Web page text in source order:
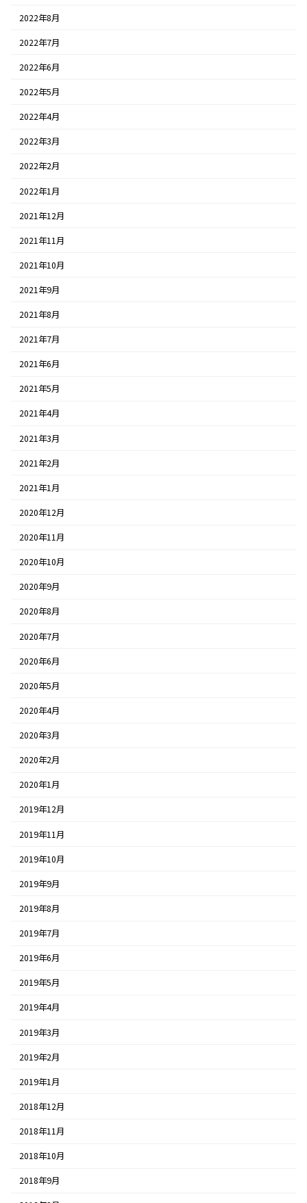
2022年8月
2022年7月
2022年6月
2022年5月
2022年4月
2022年3月
2022年2月
2022年1月
2021年12月
2021年11月
2021年10月
2021年9月
2021年8月
2021年7月
2021年6月
2021年5月
2021年4月
2021年3月
2021年2月
2021年1月
2020年12月
2020年11月
2020年10月
2020年9月
2020年8月
2020年7月
2020年6月
2020年5月
2020年4月
2020年3月
2020年2月
2020年1月
2019年12月
2019年11月
2019年10月
2019年9月
2019年8月
2019年7月
2019年6月
2019年5月
2019年4月
2019年3月
2019年2月
2019年1月
2018年12月
2018年11月
2018年10月
2018年9月